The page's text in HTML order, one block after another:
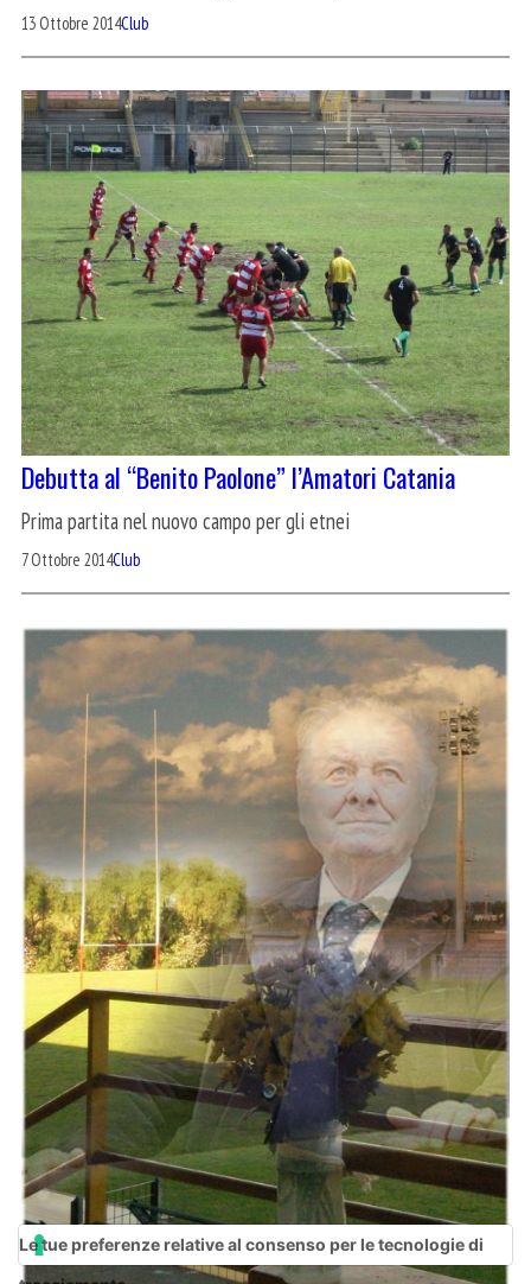
13 Ottobre 2014Club
Debutta al “Benito Paolone” l’Amatori Catania
Prima partita nel nuovo campo per gli etnei
7 Ottobre 2014Club
Le tue preferenze relative al consenso per le tecnologie di